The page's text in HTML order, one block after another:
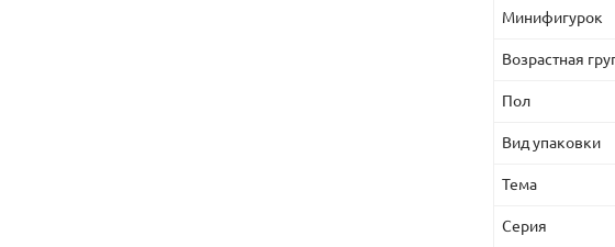
Минифигурок
Возрастная
Пол
Вид упаковки
Тема
Серия